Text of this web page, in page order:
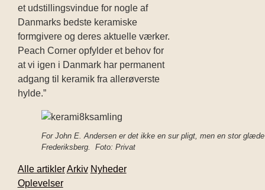
et udstillingsvindue for nogle af
Danmarks bedste keramiske
formgivere og deres aktuelle værker.
Peach Corner opfylder et behov for
at vi igen i Danmark har permanent
adgang til keramik fra allerøverste
hylde.”
For John E. Andersen er det ikke en sur pligt, men en stor
Frederiksberg. Foto: Privat
Alle artikler Arkiv Nyheder
Oplevelser